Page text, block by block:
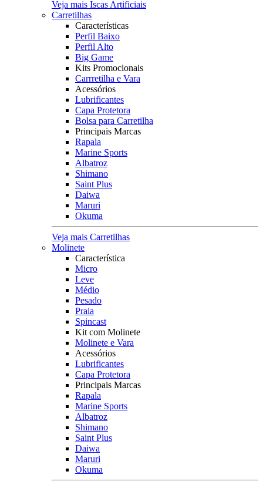
Veja mais Iscas Artificiais
Carretilhas
Características
Perfil Baixo
Perfil Alto
Big Game
Kits Promocionais
Carrretilha e Vara
Acessórios
Lubrificantes
Capa Protetora
Bolsa para Carretilha
Principais Marcas
Rapala
Marine Sports
Albatroz
Shimano
Saint Plus
Daiwa
Maruri
Okuma
Veja mais Carretilhas
Molinete
Característica
Micro
Leve
Médio
Pesado
Praia
Spincast
Kit com Molinete
Molinete e Vara
Acessórios
Lubrificantes
Capa Protetora
Principais Marcas
Rapala
Marine Sports
Albatroz
Shimano
Saint Plus
Daiwa
Maruri
Okuma